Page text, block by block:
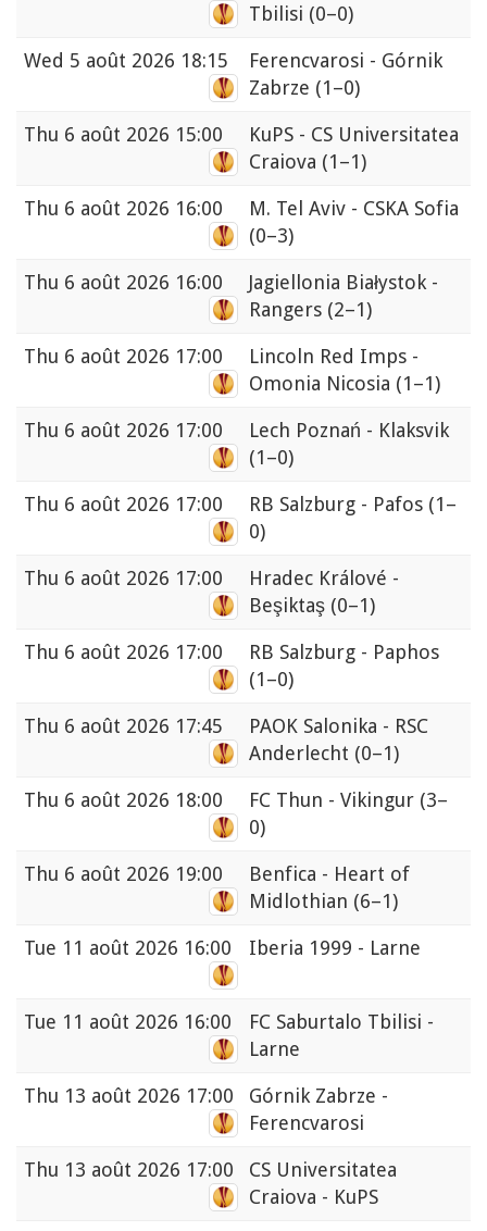
Tbilisi (0–0)
Wed 5 août 2026 18:15
Ferencvarosi - Górnik
Zabrze (1–0)
Thu 6 août 2026 15:00
KuPS - CS Universitatea
Craiova (1–1)
Thu 6 août 2026 16:00
M. Tel Aviv - CSKA Sofia
(0–3)
Thu 6 août 2026 16:00
Jagiellonia Białystok -
Rangers (2–1)
Thu 6 août 2026 17:00
Lincoln Red Imps -
Omonia Nicosia (1–1)
Thu 6 août 2026 17:00
Lech Poznań - Klaksvik
(1–0)
Thu 6 août 2026 17:00 RB Salzburg - Pafos (1–
0)
Thu 6 août 2026 17:00
Hradec Králové -
Beşiktaş (0–1)
Thu 6 août 2026 17:00
RB Salzburg - Paphos
(1–0)
Thu 6 août 2026 17:45
PAOK Salonika - RSC
Anderlecht (0–1)
Thu 6 août 2026 18:00 FC Thun - Vikingur (3–
0)
Thu 6 août 2026 19:00
Benfica - Heart of
Midlothian (6–1)
Tue 11 août 2026 16:00 Iberia 1999 - Larne
Tue 11 août 2026 16:00
FC Saburtalo Tbilisi -
Larne
Thu 13 août 2026 17:00
Górnik Zabrze -
Ferencvarosi
Thu 13 août 2026 17:00
CS Universitatea
Craiova - KuPS